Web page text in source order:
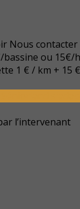
Nous contacter
bassine ou 15€/
1 € / km + 15
l’intervenant